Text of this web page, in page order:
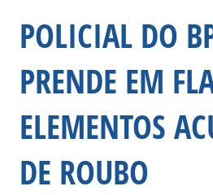
POLICIAL DO
PRENDE EM
ELEMENTOS
DE ROUBO